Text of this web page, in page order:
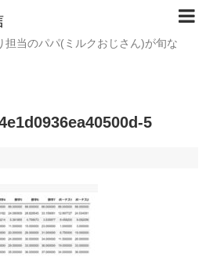
担当のパパ(ミルクおじさん)が旬な
5